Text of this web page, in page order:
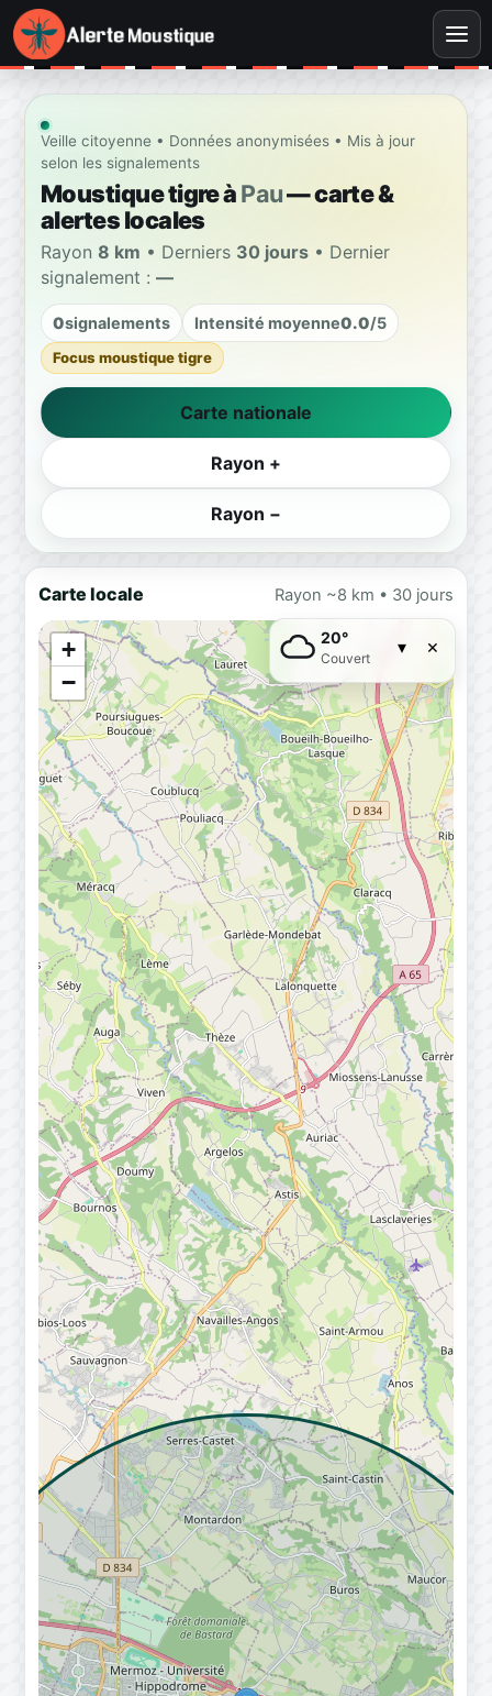
Veille citoyenne • Données anonymisées • Mis à jour
selon les signalements
Moustique tigre àPau— carte &
alertes locales
Rayon 8 km • Derniers 30 jours • Dernier
signalement : —
0signalements Intensité moyenne0.0/5
Focus moustique tigre
Carte nationale
Rayon +
Rayon −
Carte locale Rayon ~8 km • 30 jours
+
−
20°
Couvert ▾ ×